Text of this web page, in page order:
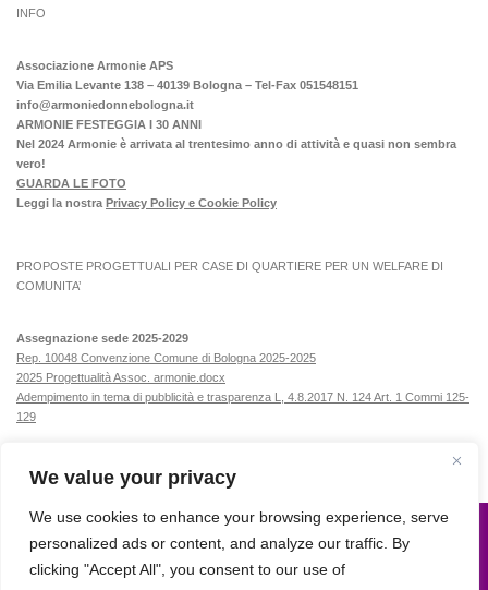
We value your privacy
We use cookies to enhance your browsing experience, serve
personalized ads or content, and analyze our traffic. By
clicking "Accept All", you consent to our use of
INFO
Associazione Armonie APS
Via Emilia Levante 138 – 40139 Bologna – Tel-Fax 051548151
info@armoniedonnebologna.it
ARMONIE FESTEGGIA I 30 ANNI
Nel 2024 Armonie è arrivata al trentesimo anno di attività e quasi non sembra
vero!
GUARDA LE FOTO
Leggi la nostra Privacy Policy e Cookie Policy
PROPOSTE PROGETTUALI PER CASE DI QUARTIERE PER UN WELFARE DI
COMUNITA’
Assegnazione sede 2025-2029
Rep. 10048 Convenzione Comune di Bologna 2025-2025
2025 Progettualità Assoc. armonie.docx
Adempimento in tema di pubblicità e trasparenza L, 4.8.2017 N. 124 Art. 1 Commi 125-
129
Armonie © 2015. All Rights Reserved.